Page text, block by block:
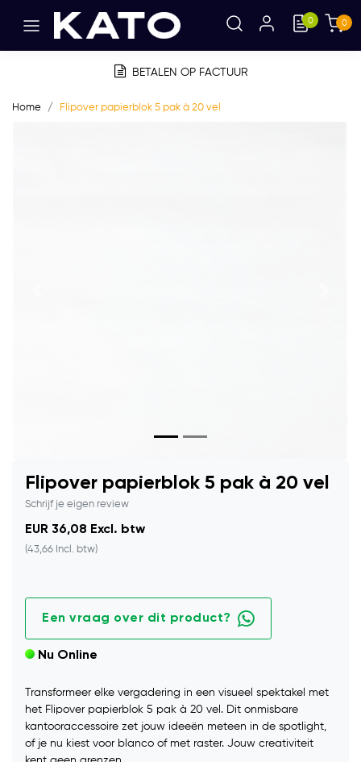
0 0
BETALEN OP FACTUUR
Home Flipover papierblok 5 pak à 20 vel
Flipover papierblok 5 pak à 20 vel
Schrijf je eigen review
EUR 36,08 Excl. btw
(43,66 Incl. btw)
Een vraag over dit product?
Nu Online
Transformeer elke vergadering in een visueel spektakel met
het Flipover papierblok 5 pak à 20 vel. Dit onmisbare
kantooraccessoire zet jouw ideeën meteen in de spotlight,
of je nu kiest voor blanco of met raster. Jouw creativiteit